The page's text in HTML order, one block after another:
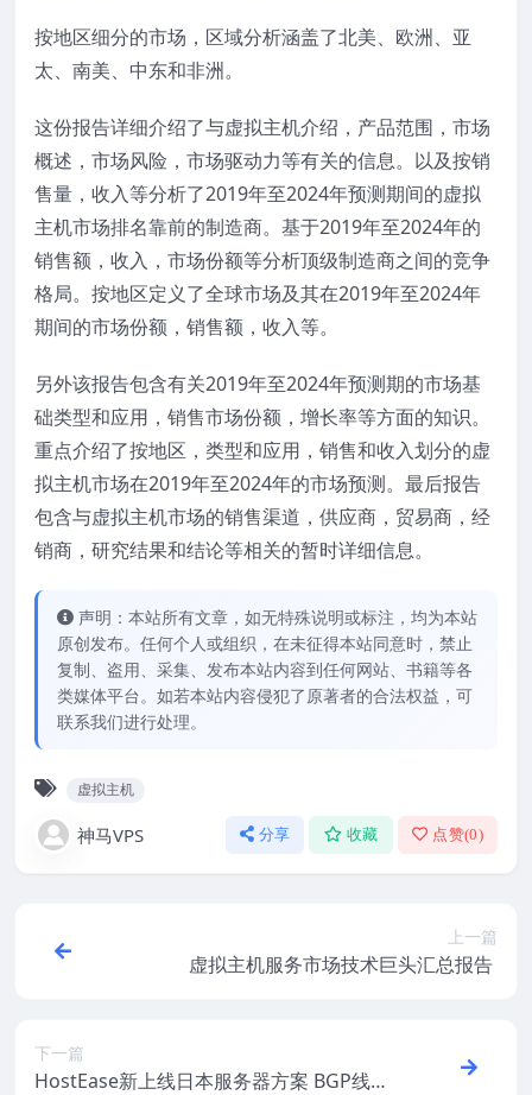
按地区细分的市场，区域分析涵盖了北美、欧洲、亚
太、南美、中东和非洲。
这份报告详细介绍了与虚拟主机介绍，产品范围，市场
概述，市场风险，市场驱动力等有关的信息。以及按销
售量，收入等分析了2019年至2024年预测期间的虚拟
主机市场排名靠前的制造商。基于2019年至2024年的
销售额，收入，市场份额等分析顶级制造商之间的竞争
格局。按地区定义了全球市场及其在2019年至2024年
期间的市场份额，销售额，收入等。
另外该报告包含有关2019年至2024年预测期的市场基
础类型和应用，销售市场份额，增长率等方面的知识。
重点介绍了按地区，类型和应用，销售和收入划分的虚
拟主机市场在2019年至2024年的市场预测。最后报告
包含与虚拟主机市场的销售渠道，供应商，贸易商，经
销商，研究结果和结论等相关的暂时详细信息。
声明：本站所有文章，如无特殊说明或标注，均为本站
原创发布。任何个人或组织，在未征得本站同意时，禁止
复制、盗用、采集、发布本站内容到任何网站、书籍等各
类媒体平台。如若本站内容侵犯了原著者的合法权益，可
联系我们进行处理。
虚拟主机
神马VPS 分享 收藏 点赞(0)
上一篇
虚拟主机服务市场技术巨头汇总报告
下一篇
HostEase新上线日本服务器方案 BGP线路